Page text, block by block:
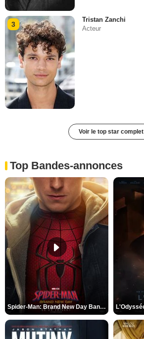
3
Tristan Zanchi
Acteur
Voir le top star complet
Top Bandes-annonces
Spider-Man: Brand New Day Bande-annonce VO STFR